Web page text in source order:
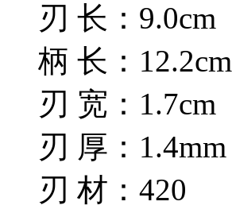
刃 长：9.0cm
柄 长：12.2cm
刃 宽：1.7cm
刃 厚：1.4mm
刃 材：420